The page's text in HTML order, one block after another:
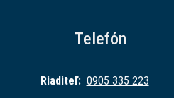
Telefón
Riaditeľ: 0905 335 223